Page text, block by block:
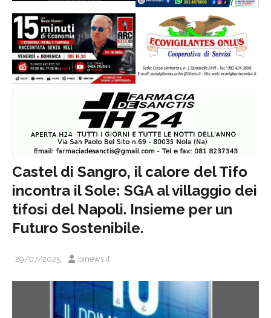
Castel di Sangro, il calore del Tifo
incontra il Sole: SGA al villaggio dei
tifosi del Napoli. Insieme per un
Futuro Sostenibile.
29/07/2025 binews.it